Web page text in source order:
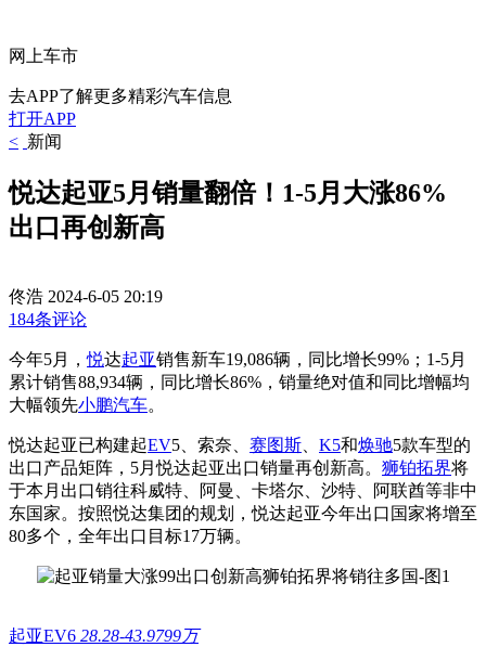
网上车市
去APP了解更多精彩汽车信息
打开APP
< 新闻
悦达起亚5月销量翻倍！1-5月大涨86%
出口再创新高
佟浩 2024-6-05 20:19
184条评论
今年5月，悦达起亚销售新车19,086辆，同比增长99%；1-5月
累计销售88,934辆，同比增长86%，销量绝对值和同比增幅均
大幅领先小鹏汽车。
悦达起亚已构建起EV5、索奈、 赛图斯 K5和焕驰5款车型的
出口产品矩阵，5月悦达起亚出口销量再创新高。 狮铂拓界将
于本月出口销往科威特、阿曼、卡塔尔、沙特、阿联酋等非中
东国家。按照悦达集团的规划，悦达起亚今年出口国家将增至
80多个，全年出口目标17万辆。
起亚EV6 28.28-43.9799万